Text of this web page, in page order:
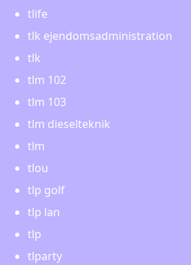
tlife
tlk ejendomsadministration
tlk
tlm 102
tlm 103
tlm dieselteknik
tlm
tlou
tlp golf
tlp lan
tlp
tlparty